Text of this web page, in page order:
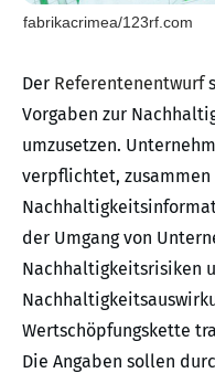
fabrikacrimea/123rf.com
Der Referentenentwurf
Vorgaben zur
umzusetzen.
verpflichtet,
der Umgang von
Nachhaltigkeitsrisiken
Wertschöpfungskette
Die Angaben sollen